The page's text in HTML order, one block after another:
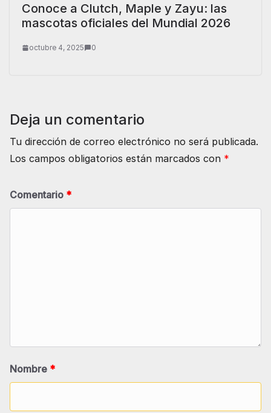
Conoce a Clutch, Maple y Zayu: las
mascotas oficiales del Mundial 2026
octubre 4, 2025 0
Deja un comentario
Tu dirección de correo electrónico no será publicada.
Los campos obligatorios están marcados con *
Comentario *
Nombre *